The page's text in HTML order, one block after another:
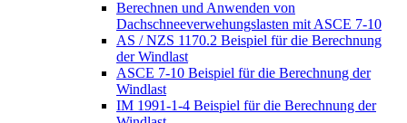
Berechnen und Anwenden von
Dachschneeverwehungslasten mit ASCE 7-10
AS / NZS 1170.2 Beispiel für die Berechnung
der Windlast
ASCE 7-10 Beispiel für die Berechnung der
Windlast
IM 1991-1-4 Beispiel für die Berechnung der